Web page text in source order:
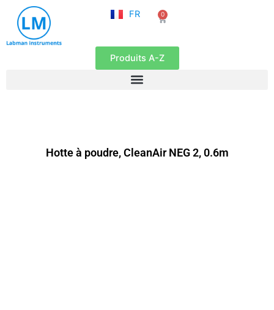
contenu
FR
EN
0
Panier
Produits A-Z
Hotte à poudre, CleanAir NEG 2, 0.6m